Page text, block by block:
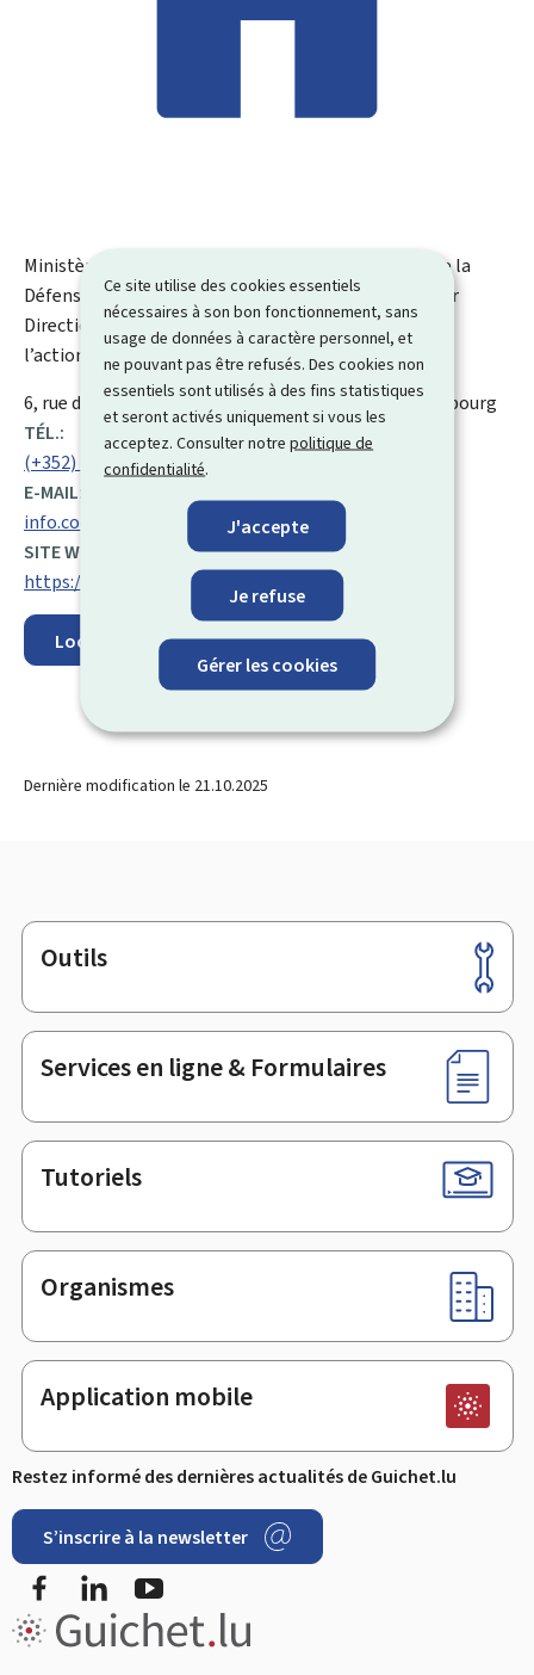
Ce site utilise des cookies essentiels
nécessaires à son bon fonctionnement, sans
usage de données à caractère personnel, et
ne pouvant pas être refusés. Des cookies non
essentiels sont utilisés à des fins statistiques
et seront activés uniquement si vous les
acceptez. Consulter notrepolitique de
confidentialité.
J'accepte
Je refuse
Gérer les cookies
Ministère des Affaires étrangères et européennes, de la
Défense, de la Coopération et du Commerce extérieur
Direction de la coopération au développement et de
l’action humanitaire
ADRESSE
:
6, rue de la CongrégationL-1352Luxembourg Luxembourg
TÉL.:
(+352) 247 82 351
E-MAIL:
info.cooperation@mae.etat.lu
SITE WEB :
https://cooperation.gouvernement.lu/fr.html
Localisez sur la carte
Dernière modification le 21.10.2025
Pied
de
page
Outils
Services en ligne & Formulaires
Tutoriels
Organismes
Application mobile
Restez informé des dernières actualités de Guichet.lu
S’inscrire à la newsletter
FacebookLinkedIn